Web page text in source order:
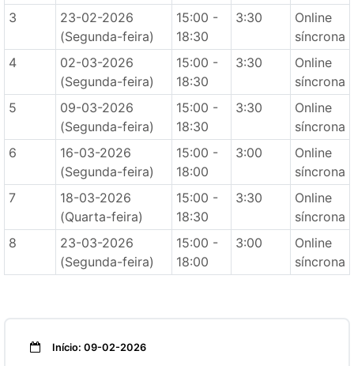
3
23-02-2026
(Segunda-feira)
15:00 -
18:30
3:30
Online
síncrona
4
02-03-2026
(Segunda-feira)
15:00 -
18:30
3:30
Online
síncrona
5
09-03-2026
(Segunda-feira)
15:00 -
18:30
3:30
Online
síncrona
6
16-03-2026
(Segunda-feira)
15:00 -
18:00
3:00
Online
síncrona
7
18-03-2026
(Quarta-feira)
15:00 -
18:30
3:30
Online
síncrona
8
23-03-2026
(Segunda-feira)
15:00 -
18:00
3:00
Online
síncrona
Início: 09-02-2026